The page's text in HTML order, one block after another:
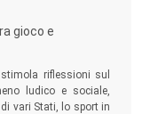
tempo, la sua
review da parte
gioco e
riflessioni sul
ludico e sociale,
vari Stati, lo sport in